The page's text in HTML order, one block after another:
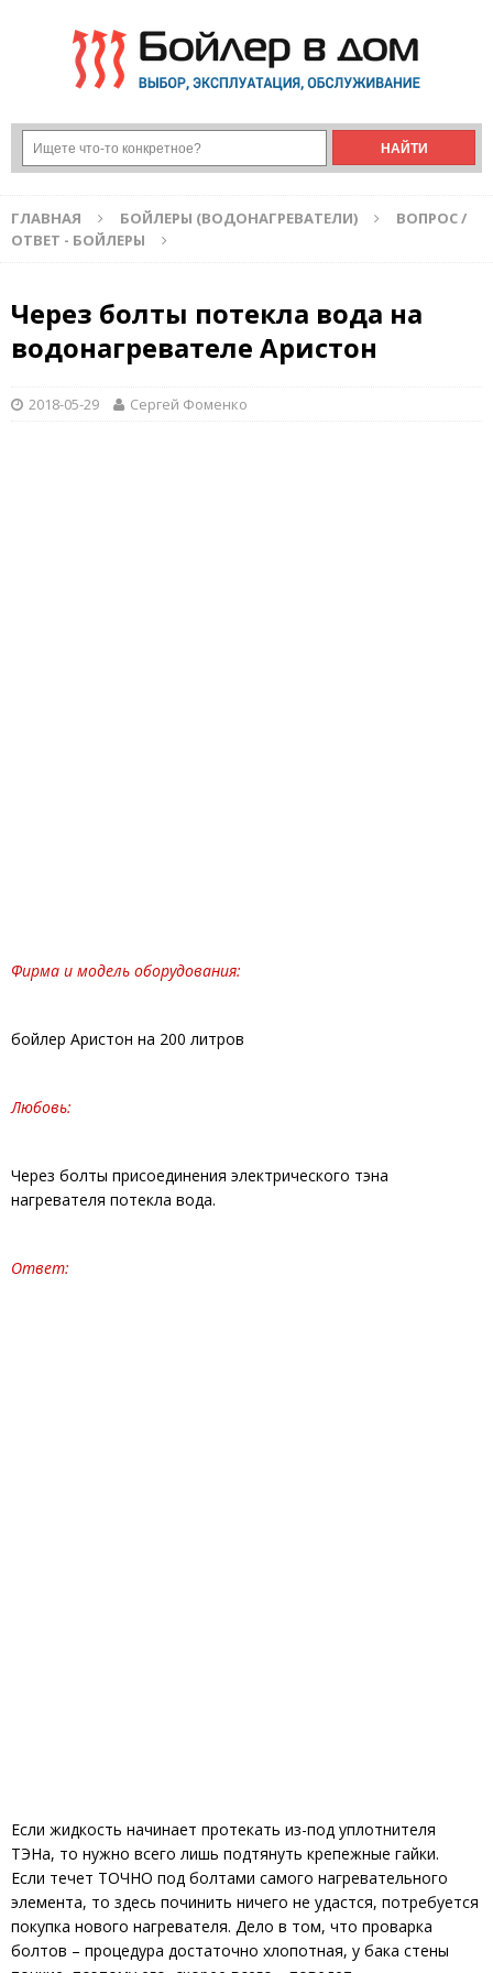
ГЛАВНАЯ БОЙЛЕРЫ (ВОДОНАГРЕВАТЕЛИ)
ВОПРОС /
ОТВЕТ - БОЙЛЕРЫ
Через болты потекла вода на
водонагревателе Аристон
2018-05-29 Сергей Фоменко
Фирма и модель оборудования:
бойлер Аристон на 200 литров
Любовь:
Через болты присоединения электрического тэна
нагревателя потекла вода.
Ответ:
Если жидкость начинает протекать из-под уплотнителя
ТЭНа, то нужно всего лишь подтянуть крепежные гайки.
Если течет ТОЧНО под болтами самого нагревательного
элемента, то здесь починить ничего не удастся, потребуется
покупка нового нагревателя. Дело в том, что проварка
болтов – процедура достаточно хлопотная, у бака стены